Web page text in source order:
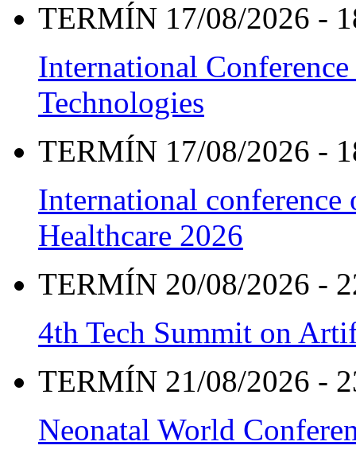
TERMÍN 17/08/2026 -
International
Technologies
TERMÍN 17/08/2026 -
International
Healthcare 2026
TERMÍN 20/08/2026 -
4th Tech Summit on
TERMÍN 21/08/2026 -
Neonatal World